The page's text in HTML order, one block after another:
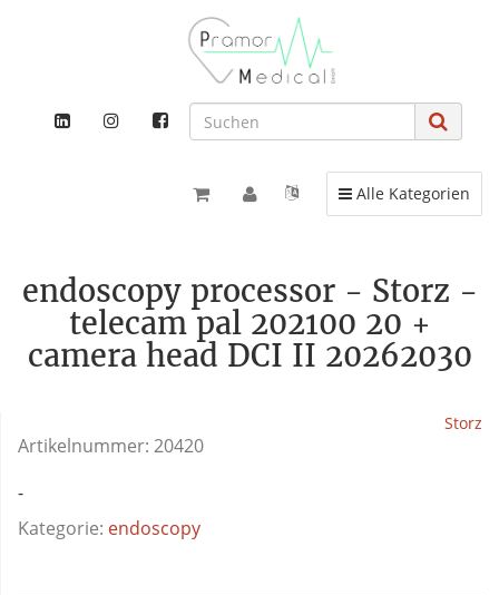
Toggle navigation
Alle Kategorien
endoscopy processor - Storz -
telecam pal 202100 20 +
camera head DCI II 20262030
Storz
Artikelnummer: 20420
-
Kategorie: endoscopy